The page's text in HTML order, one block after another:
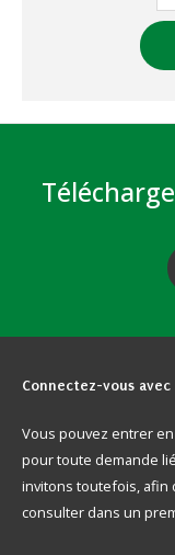
Connectez-vous
Vous pouvez entrer
pour toute demande
invitons toutefois, afin
consulter dans un